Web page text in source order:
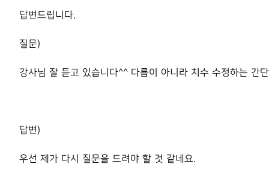
답변드립니다.
질문)
강사님 잘 듣고 있습니다^^ 다름이 아니라 치수 수정하는 간
답변)
우선 제가 다시 질문을 드려야 할 것 같네요.